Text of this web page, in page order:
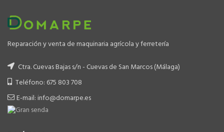
Reparación y venta de maquinaria agrícola y ferretería
Ctra. Cuevas Bajas s/n - Cuevas de San Marcos (Málaga)
Teléfono: 675 803 708
E-mail: info@domarpe.es